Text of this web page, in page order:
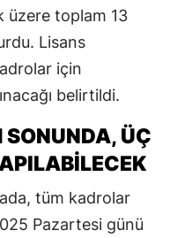
üzere toplam 13
Lisans
için
belirtildi.
ÜÇ
tüm kadrolar
Pazartesi günü